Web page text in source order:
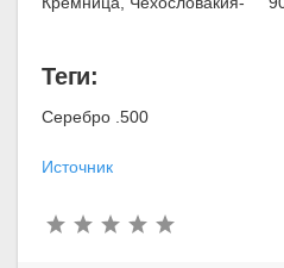
Теги:
Серебро .500
Источник